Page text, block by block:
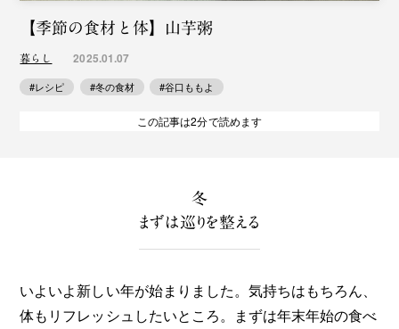
【季節の食材と体】山芋粥
暮らし 2025.01.07
#レシピ #冬の食材 #谷口ももよ
この記事は2分で読めます
冬
まずは巡りを整える
いよいよ新しい年が始まりました。気持ちはもちろん、
体もリフレッシュしたいところ。まずは年末年始の食べ